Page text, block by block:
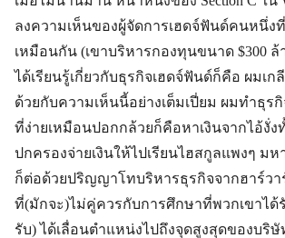
ลงความเห็นของผู้จัดการเฮดจ์ฟันด์คนหนึ่ง
เหมือนกัน (เขาบริหารกองทุนขนาด $300 ล้
ได้เรียนรู้เกี่ยวกับธุรกิจเฮดจ์ฟันด์ก็คือ ผมเก
ด้วยกับความเห็นนี้อย่างเต็มเปี่ยม ผมทำธุรกิ
ที่ง่ายเหมือนปอกกล้วยก็คือหาเงินจากไอ้งั่ง
ปกครองจ่ายเงินให้ไปเรียนไฮสกูลแพงๆ มห
ก็ต่อด้วยปริญญาโทบริหารธุรกิจจากฮาร์ว
ที่(มักจะ)ไม่คู่ควรกับการศึกษาที่พวกเขาได้
รับ) ได้เลื่อนตำแหน่งไปถึงจุดสูงสุดของบริษั